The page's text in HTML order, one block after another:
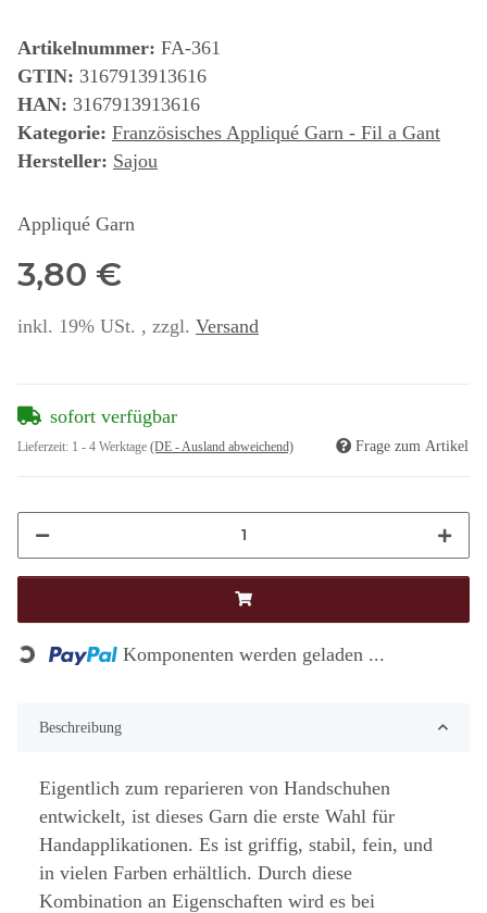
Artikelnummer: FA-361
GTIN: 3167913913616
HAN: 3167913913616
Kategorie: Französisches Appliqué Garn - Fil a Gant
Hersteller: Sajou
Appliqué Garn
3,80 €
inkl. 19% USt. , zzgl. Versand
sofort verfügbar
Lieferzeit: 1 - 4 Werktage (DE - Ausland abweichend) Frage zum Artikel
Loading... Komponenten werden geladen ...
Beschreibung
Eigentlich zum reparieren von Handschuhen
entwickelt, ist dieses Garn die erste Wahl für
Handapplikationen. Es ist griffig, stabil, fein, und
in vielen Farben erhältlich. Durch diese
Kombination an Eigenschaften wird es bei